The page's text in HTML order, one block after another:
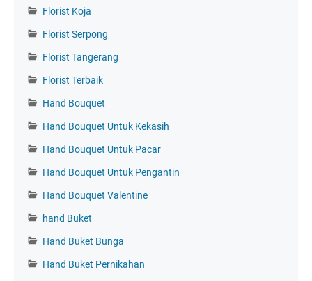
Florist Koja
Florist Serpong
Florist Tangerang
Florist Terbaik
Hand Bouquet
Hand Bouquet Untuk Kekasih
Hand Bouquet Untuk Pacar
Hand Bouquet Untuk Pengantin
Hand Bouquet Valentine
hand Buket
Hand Buket Bunga
Hand Buket Pernikahan